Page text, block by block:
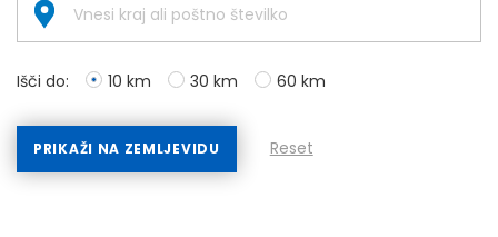
Išči do: 10 km 30 km 60 km
PRIKAŽI NA ZEMLJEVIDU Reset